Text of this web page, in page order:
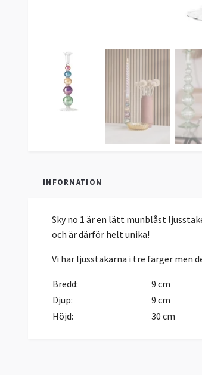
INFORMATION
Sky no 1 är en lätt munblåst
och är därför helt unika!
Vi har ljusstakarna i tre färger men
Bredd:
9 cm
Djup:
9 cm
Höjd:
30 cm